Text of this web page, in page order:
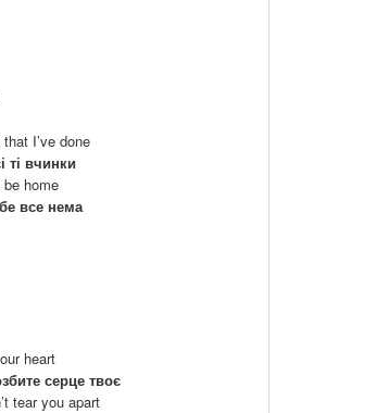
I’ve done
ті вчинки
home
все нема
heart
серце твоє
tear you apart